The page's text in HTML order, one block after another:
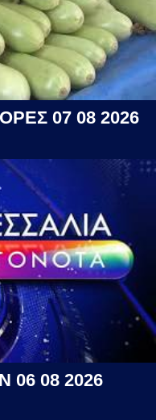
07 08 2026
06 08 2026